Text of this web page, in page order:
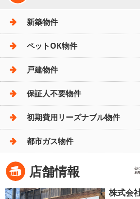
新築物件
ペットOK物件
戸建物件
保証人不要物件
初期費用リーズナブル物件
都市ガス物件
店舗情報
株式会